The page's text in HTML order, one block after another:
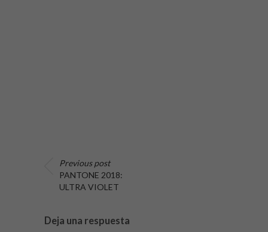
Previous post
PANTONE 2018:
ULTRA VIOLET
Deja una respuesta